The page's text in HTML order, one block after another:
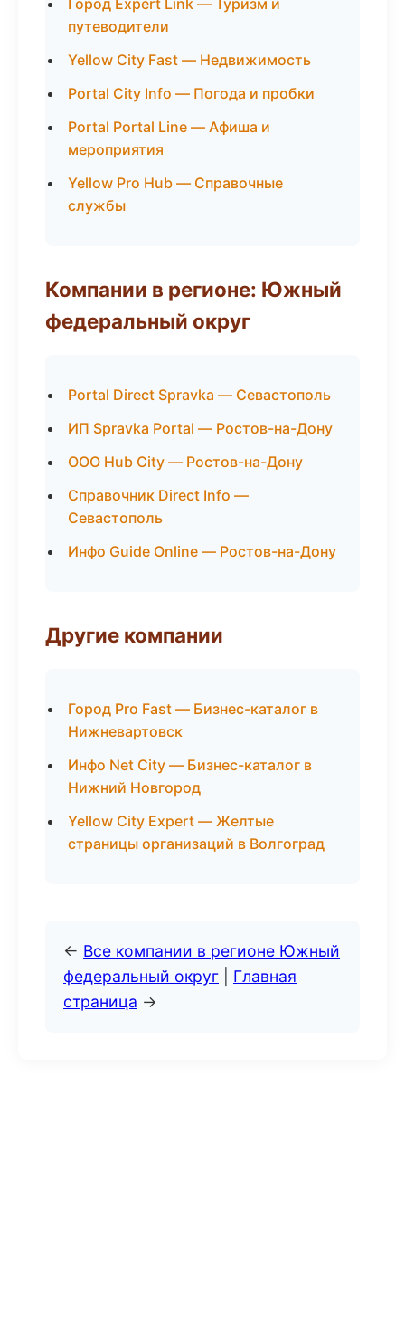
Город Expert Link — Туризм и
путеводители
Yellow City Fast — Недвижимость
Portal City Info — Погода и пробки
Portal Portal Line — Афиша и
мероприятия
Yellow Pro Hub — Справочные
службы
Компании в регионе: Южный
федеральный округ
Portal Direct Spravka — Севастополь
ИП Spravka Portal — Ростов-на-Дону
ООО Hub City — Ростов-на-Дону
Справочник Direct Info —
Севастополь
Инфо Guide Online — Ростов-на-Дону
Другие компании
Город Pro Fast — Бизнес-каталог в
Нижневартовск
Инфо Net City — Бизнес-каталог в
Нижний Новгород
Yellow City Expert — Желтые
страницы организаций в Волгоград
← Все компании в регионе Южный
федеральный округ
Главная
страница →